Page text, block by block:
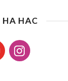
НА НАС